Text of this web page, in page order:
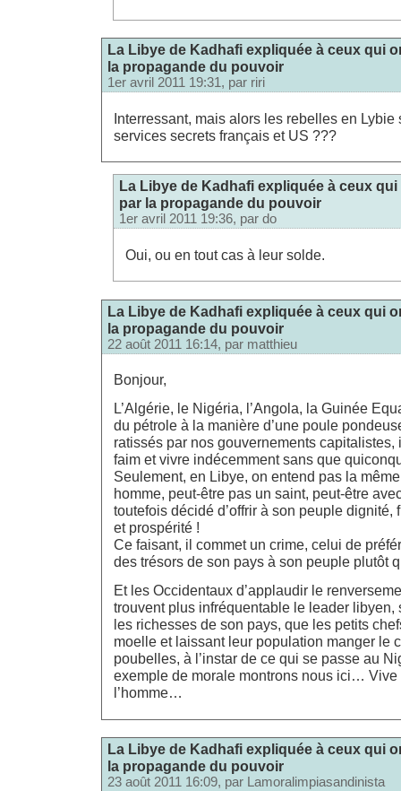
La Libye de Kadhafi expliquée à ceux qui
la propagande du pouvoir
1er avril 2011 19:31, par riri
Interressant, mais alors les rebelles en Lybie
services secrets français et US ???
La Libye de Kadhafi expliquée à ceux
par la propagande du pouvoir
1er avril 2011 19:36, par do
Oui, ou en tout cas à leur solde.
La Libye de Kadhafi expliquée à ceux qui
la propagande du pouvoir
22 août 2011 16:14, par matthieu
Bonjour,
L’Algérie, le Nigéria, l’Angola, la Guinée
du pétrole à la manière d’une poule
ratissés par nos gouvernements capitalistes,
faim et vivre indécemment sans que
Seulement, en Libye, on entend pas la
homme, peut-être pas un saint, peut-être
toutefois décidé d’offrir à son peuple dignité,
et prospérité !
Ce faisant, il commet un crime, celui de
des trésors de son pays à son peuple plutôt
Et les Occidentaux d’applaudir le
trouvent plus infréquentable le leader libyen,
les richesses de son pays, que les petits
moelle et laissant leur population manger le
poubelles, à l’instar de ce qui se passe au
exemple de morale montrons nous ici… Vive
l’homme…
La Libye de Kadhafi expliquée à ceux qui
la propagande du pouvoir
23 août 2011 16:09, par Lamoralimpiasandinista